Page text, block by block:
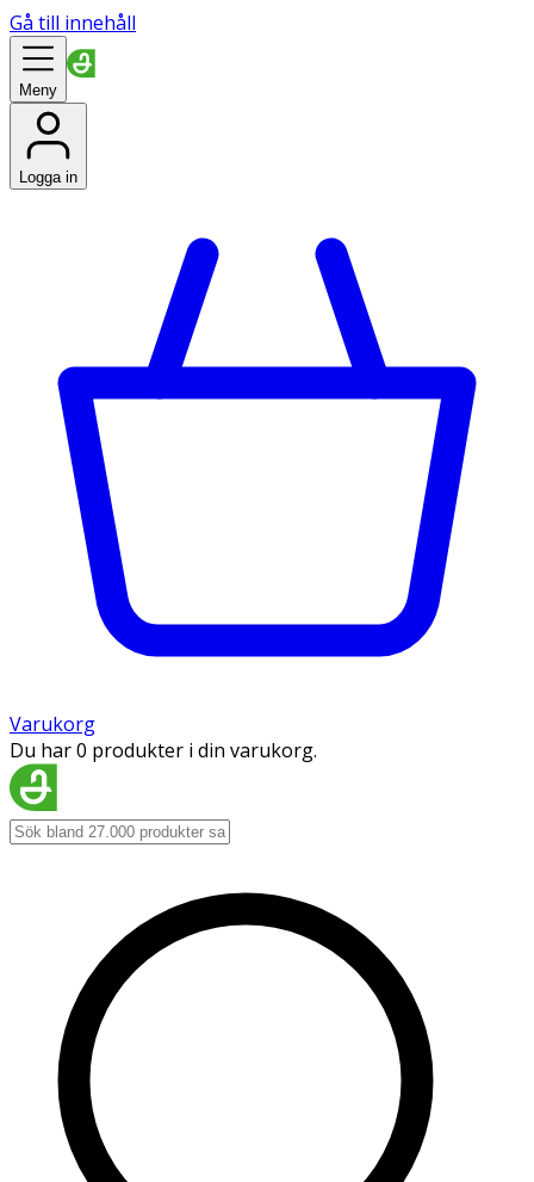
Gå till innehåll
Meny
Logga in
Varukorg
Du har 0 produkter i din varukorg.